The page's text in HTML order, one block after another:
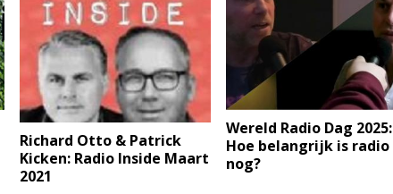
Richard Otto & Patrick
Kicken: Radio Inside Maart
2021
Wereld Radio Dag 2025:
Hoe belangrijk is radio
nog?